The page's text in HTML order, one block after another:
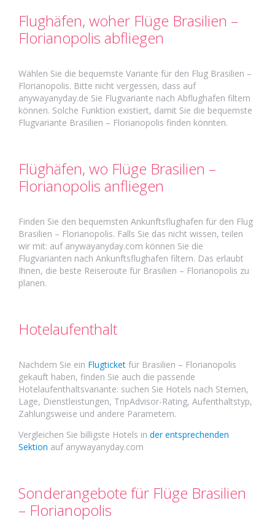
Flughäfen, woher Flüge Brasilien –
Florianopolis abfliegen
Wählen Sie die bequemste Variante für den Flug Brasilien –
Florianopolis. Bitte nicht vergessen, dass auf
anywayanyday.de Sie Flugvariante nach Abflughafen filtern
können. Solche Funktion existiert, damit Sie die bequemste
Flugvariante Brasilien – Florianopolis finden könnten.
Flüghäfen, wo Flüge Brasilien –
Florianopolis anfliegen
Finden Sie den bequemsten Ankunftsflughafen für den Flug
Brasilien – Florianopolis. Falls Sie das nicht wissen, teilen
wir mit: auf anywayanyday.com können Sie die
Flugvarianten nach Ankunftsflughafen filtern. Das erlaubt
Ihnen, die beste Reiseroute für Brasilien – Florianopolis zu
planen.
Hotelaufenthalt
Nachdem Sie ein Flugticket für Brasilien – Florianopolis
gekauft haben, finden Sie auch die passende
Hotelaufenthaltsvariante: suchen Sie Hotels nach Sternen,
Lage, Dienstleistungen, TripAdvisor-Rating, Aufenthaltstyp,
Zahlungsweise und andere Parametern.
Vergleichen Sie billigste Hotels in der entsprechenden
Sektion auf anywayanyday.com
Sonderangebote für Flüge Brasilien
– Florianopolis